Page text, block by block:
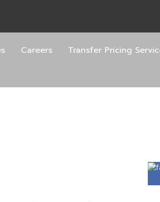
Careers Transfer Pricing